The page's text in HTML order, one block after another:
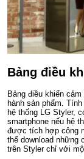
Bảng điều
Bảng điều khiển
hành sản phẩm.
hệ thống LG Styler,
smartphone nếu hệ
được tích hợp công
thể download những
trên Styler chỉ với